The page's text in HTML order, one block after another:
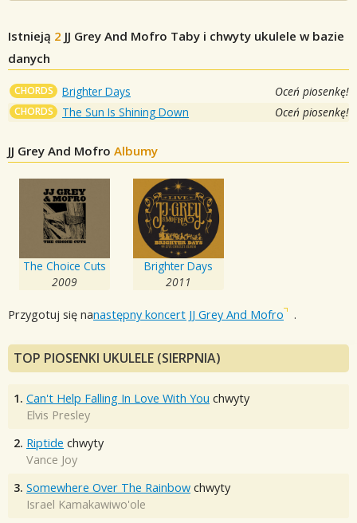
Istnieją 2 JJ Grey And Mofro Taby i chwyty ukulele w bazie
danych
CHORDS Brighter Days Oceń piosenkę!
CHORDS The Sun Is Shining Down Oceń piosenkę!
JJ Grey And Mofro Albumy
The Choice Cuts
2009
Brighter Days
2011
Przygotuj się nanastępny koncert JJ Grey And Mofro .
TOP PIOSENKI UKULELE (SIERPNIA)
1. Can't Help Falling In Love With You chwyty
Elvis Presley
2. Riptide chwyty
Vance Joy
3. Somewhere Over The Rainbow chwyty
Israel Kamakawiwo'ole